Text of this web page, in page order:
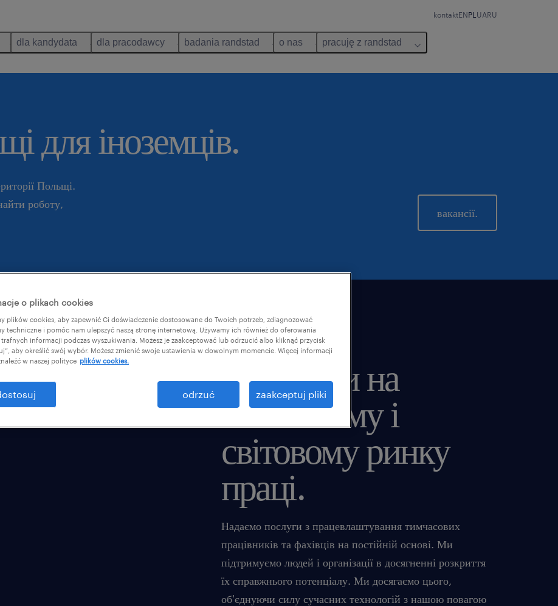
kontaktENPL UARU
dla kandydata dla pracodawcy badania randstad o nas pracuję z randstad
для іноземців.
Польщі.
роботу,
вакансії.
ми лідери на
польському і
світовому ринку
праці.
Надаємо послуги з працевлаштування тимчасових
працівників та фахівців на постійній основі. Ми
підтримуємо людей і організації в досягненні розкриття
їх справжнього потенціалу. Ми досягаємо цього,
об'єднуючи силу сучасних технологій з нашою повагою
o plikach cookies
plików cookies, aby zapewnić Ci doświadczenie dostosowane do Twoich potrzeb, zdiagnozować
techniczne i pomóc nam ulepszyć naszą stronę internetową. Używamy ich również do oferowania
trafnych informacji podczas wyszukiwania. Możesz je zaakceptować lub odrzucić albo kliknąć przycisk
aby określić swój wybór. Możesz zmienić swoje ustawienia w dowolnym momencie. Więcej informacji
w naszej polityce plików cookies.
odrzuć zaakceptuj pliki